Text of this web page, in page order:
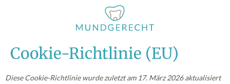
Cookie-Richtlinie (EU)
Diese Cookie-Richtlinie wurde zuletzt am 17. März 2026 aktualisiert